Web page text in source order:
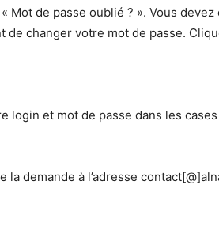
de passe oublié ? ». Vous
changer votre mot de passe.
login et mot de passe dans les
demande à l’adresse